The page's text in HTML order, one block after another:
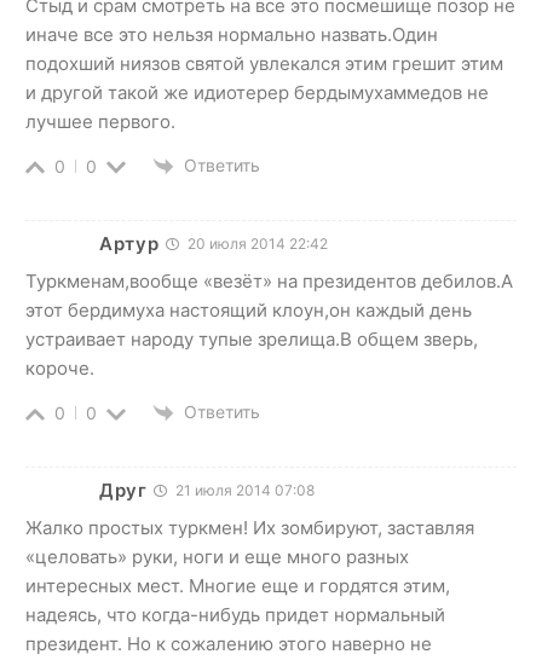
Стыд и срам смотреть на все это посмешище позор не
иначе все это нельзя нормально назвать.Один
подохший ниязов святой увлекался этим грешит этим
и другой такой же идиотерер бердымухаммедов не
лучшее первого.
0 0 Ответить
Артур 20 июля 2014 22:42
Туркменам,вообще «везёт» на президентов дебилов.А
этот бердимуха настоящий клоун,он каждый день
устраивает народу тупые зрелища.В общем зверь,
короче.
0 0 Ответить
Друг 21 июля 2014 07:08
Жалко простых туркмен! Их зомбируют, заставляя
«целовать» руки, ноги и еще много разных
интересных мест. Многие еще и гордятся этим,
надеясь, что когда-нибудь придет нормальный
президент. Но к сожалению этого наверно не